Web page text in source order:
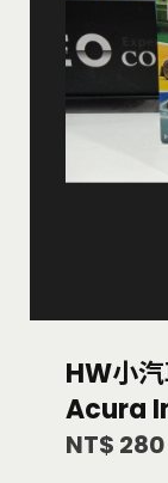
HW小
Acura
NT$ 280